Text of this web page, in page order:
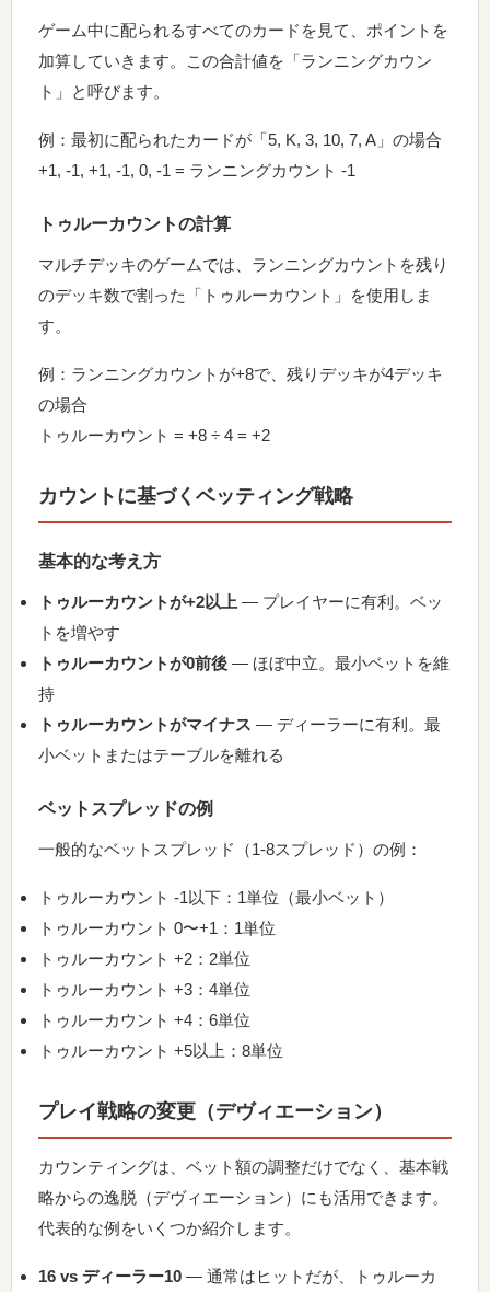
ゲーム中に配られるすべてのカードを見て、ポイントを
加算していきます。この合計値を「ランニングカウン
ト」と呼びます。
例：最初に配られたカードが「5, K, 3, 10, 7, A」の場合
+1, -1, +1, -1, 0, -1 = ランニングカウント -1
トゥルーカウントの計算
マルチデッキのゲームでは、ランニングカウントを残り
のデッキ数で割った「トゥルーカウント」を使用しま
す。
例：ランニングカウントが+8で、残りデッキが4デッキ
の場合
トゥルーカウント = +8 ÷ 4 = +2
カウントに基づくベッティング戦略
基本的な考え方
トゥルーカウントが+2以上 — プレイヤーに有利。ベッ
トを増やす
トゥルーカウントが0前後 — ほぼ中立。最小ベットを維
持
トゥルーカウントがマイナス — ディーラーに有利。最
小ベットまたはテーブルを離れる
ベットスプレッドの例
一般的なベットスプレッド（1-8スプレッド）の例：
トゥルーカウント -1以下：1単位（最小ベット）
トゥルーカウント 0〜+1：1単位
トゥルーカウント +2：2単位
トゥルーカウント +3：4単位
トゥルーカウント +4：6単位
トゥルーカウント +5以上：8単位
プレイ戦略の変更（デヴィエーション）
カウンティングは、ベット額の調整だけでなく、基本戦
略からの逸脱（デヴィエーション）にも活用できます。
代表的な例をいくつか紹介します。
16 vs ディーラー10 — 通常はヒットだが、トゥルーカ